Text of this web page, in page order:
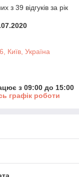
з 39 відгуків за рік
Київ, Україна
з 09:00 до 15:00
графік роботи